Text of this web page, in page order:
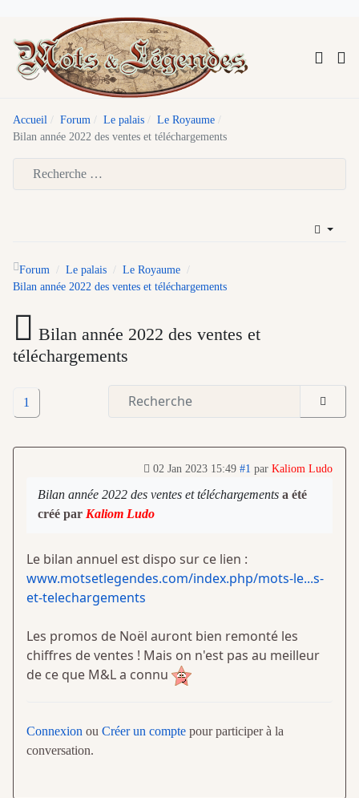
Accueil Forum Le palais
Le Royaume
Bilan année 2022 des ventes et téléchargements
Forum Le palais
Le Royaume
Bilan année 2022 des ventes et téléchargements
Bilan année 2022 des ventes et
téléchargements
1
02 Jan 2023 15:49 #1 par Kaliom Ludo
Bilan année 2022 des ventes et téléchargements a été
créé par Kaliom Ludo
Le bilan annuel est dispo sur ce lien :
www.motsetlegendes.com/index.php/mots-le...s-
et-telechargements
Les promos de Noël auront bien remonté les
chiffres de ventes ! Mais on n'est pas au meilleur
de ce que M&L a connu
Connexion ou Créer un compte pour participer à la
conversation.